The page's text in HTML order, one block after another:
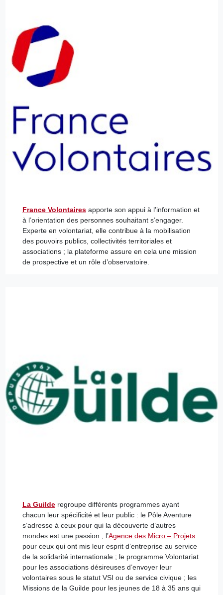
France Volontairesapporte son appui à l’information et
à l’orientation des personnes souhaitant s’engager.
Experte en volontariat, elle contribue à la mobilisation
des pouvoirs publics, collectivités territoriales et
associations ; la plateforme assure en cela une mission
de prospective et un rôle d’observatoire.
La Guilderegroupe différents programmes ayant
chacun leur spécificité et leur public : le Pôle Aventure
s’adresse à ceux pour qui la découverte d’autres
mondes est une passion ; l’Agence des Micro – Projets
pour ceux qui ont mis leur esprit d’entreprise au service
de la solidarité internationale ; le programme Volontariat
pour les associations désireuses d’envoyer leur
volontaires sous le statut VSI ou de service civique ; les
Missions de la Guilde pour les jeunes de 18 à 35 ans qui